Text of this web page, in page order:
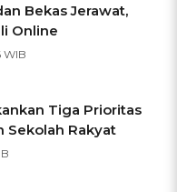
Bekas Jerawat,
Online
WIB
Tiga Prioritas
Sekolah Rakyat